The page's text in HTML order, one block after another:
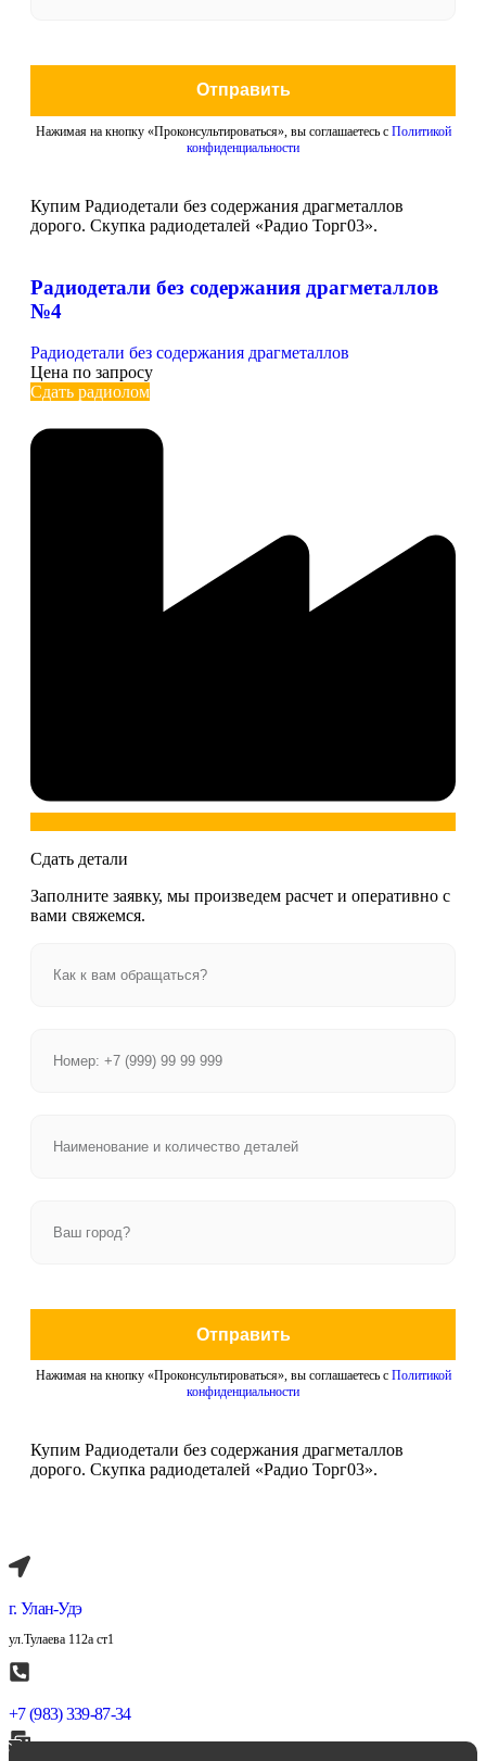
Отправить
Нажимая на кнопку «Проконсультироваться», вы соглашаетесь с Политикой
конфиденциальности
Купим Радиодетали без содержания драгметаллов
дорого. Скупка радиодеталей «Радио Торг03».
Радиодетали без содержания драгметаллов
№4
Радиодетали без содержания драгметаллов
Цена по запросу
Сдать радиолом
Сдать детали
Заполните заявку, мы произведем расчет и оперативно с
вами свяжемся.
Отправить
Нажимая на кнопку «Проконсультироваться», вы соглашаетесь с Политикой
конфиденциальности
Купим Радиодетали без содержания драгметаллов
дорого. Скупка радиодеталей «Радио Торг03».
г. Улан-Удэ
ул.Тулаева 112а ст1
+7 (983) 339-87-34